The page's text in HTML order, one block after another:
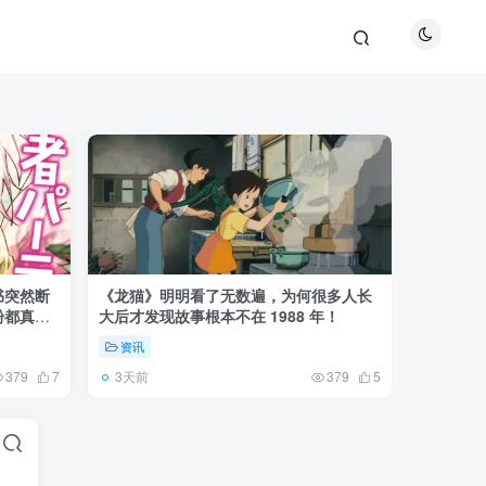
突然断
真慌
379 7
《龙猫》明明看了无数遍，为何很多人长
大后才发现故事根本不在 1988 年！
资讯
3天前 379 5